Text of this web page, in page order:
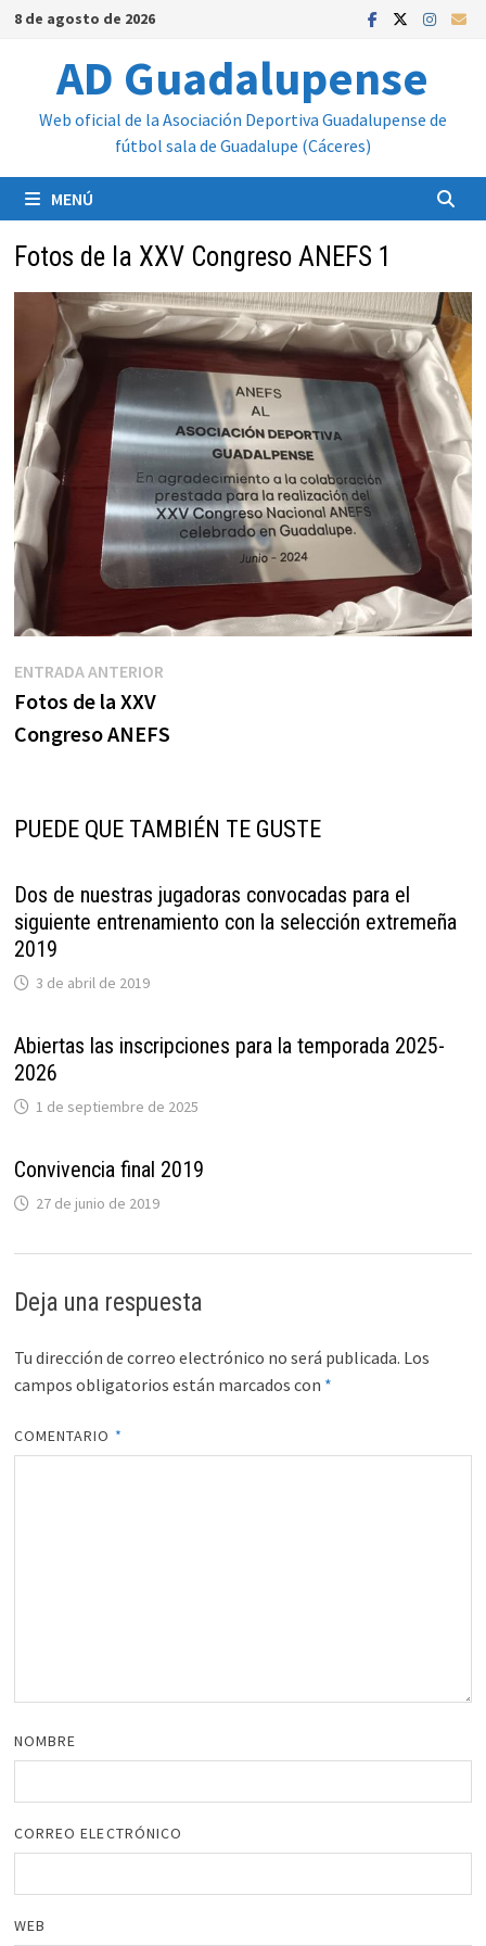
Saltar
contenido
8 de agosto de 2026
AD Guadalupense
Web oficial de la Asociación Deportiva Guadalupense de
fútbol sala de Guadalupe (Cáceres)
MENÚ
Fotos de la XXV Congreso ANEFS 1
Navegación
de
entradas
ENTRADA ANTERIOREntrada
Fotos de la XXV
Congreso ANEFS
PUEDE QUE TAMBIÉN TE GUSTE
Dos de nuestras jugadoras convocadas para el
siguiente entrenamiento con la selección extremeña
2019
3 de abril de 2019
Abiertas las inscripciones para la temporada 2025-
2026
1 de septiembre de 2025
Convivencia final 2019
27 de junio de 2019
Deja una respuesta
Tu dirección de correo electrónico no será publicada. Los
campos obligatorios están marcados con *
COMENTARIO *
NOMBRE
CORREO ELECTRÓNICO
WEB